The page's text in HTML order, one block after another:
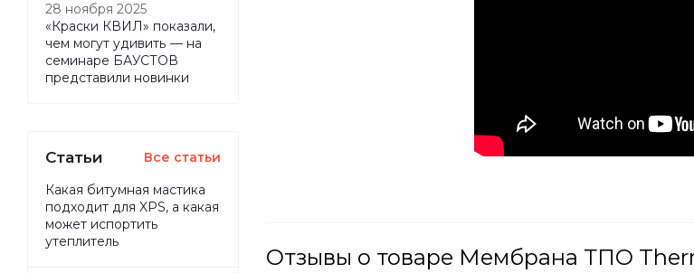
Отзывы о товаре Мембрана ТПО
28 ноября 2025
«Краски КВИЛ» показали,
чем могут удивить — на
семинаре БАУСТОВ
представили новинки
Статьи Все статьи
Какая битумная мастика
подходит для XPS, а какая
может испортить
утеплитель